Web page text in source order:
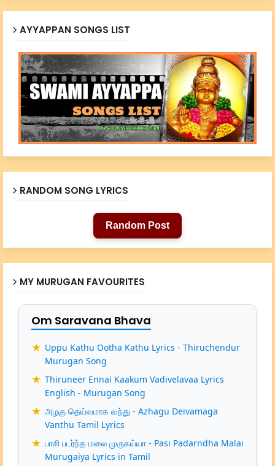
AYYAPPAN SONGS LIST
RANDOM SONG LYRICS
Random Post
MY MURUGAN FAVOURITES
Om Saravana Bhava
Uppu Kathu Ootha Kathu Lyrics - Thiruchendur
Murugan Song
Thiruneer Ennai Kaakum Vadivelavaa Lyrics
English - Murugan Song
அழகு தெய்வமாக வந்து - Azhagu Deivamaga
Vanthu Tamil Lyrics
பாசி படர்ந்த மலை முருகய்யா - Pasi Padarndha Malai
Murugaiya Lyrics in Tamil